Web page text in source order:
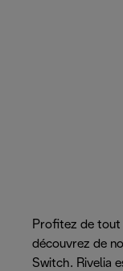
Profitez de tout
découvrez de
Switch. Rivelia